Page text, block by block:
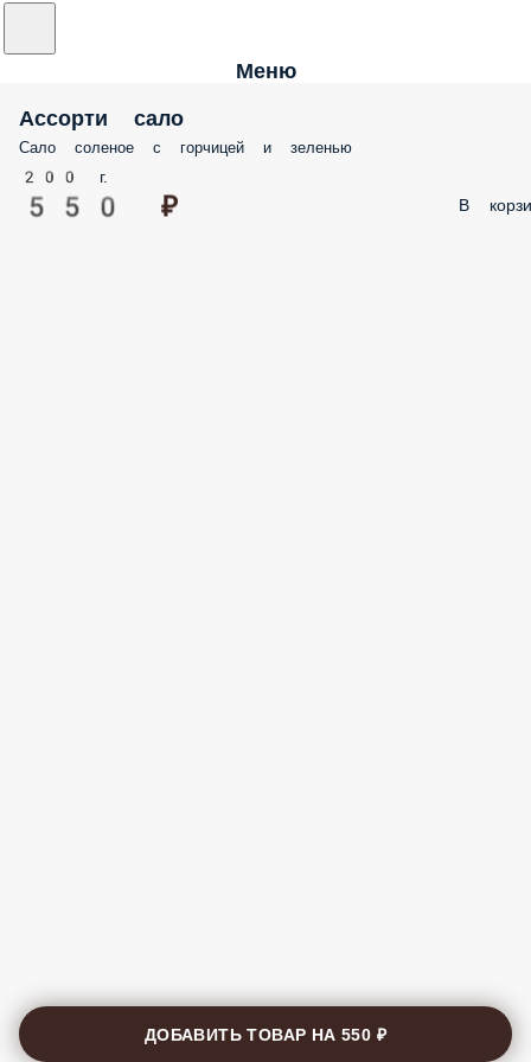
Меню
Ассорти сало
Сало соленое с горчицей и зеленью
200 г.
550 ₽ В
ДОБАВИТЬ ТОВАР НА550 ₽